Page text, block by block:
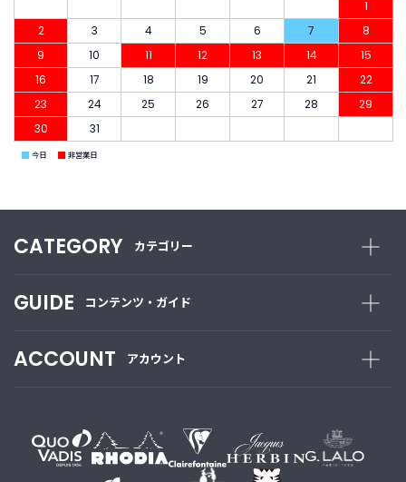
1
2
3 4 5 6 7
8
9
10 11 12 13 14
15
16
17 18 19 20 21
22
23
24 25 26 27 28
29
30
31
■ 今日 ■ 非営業日
CATEGORY カテゴリー
GUIDE コンテンツ・ガイド
ACCOUNT アカウント